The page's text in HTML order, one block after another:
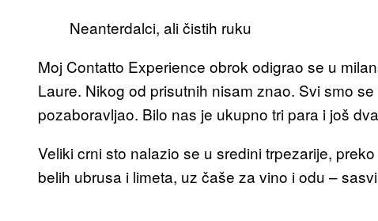
Neanterdalci, ali čistih ruku
Moj Contatto Experience obrok odigrao se u
Laure. Nikog od prisutnih nisam znao. Svi smo
pozaboravljao. Bilo nas je ukupno tri para i još
Veliki crni sto nalazio se u sredini trpezarije,
belih ubrusa i limeta, uz čaše za vino i odu –